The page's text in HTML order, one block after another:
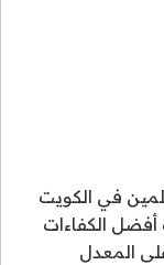
في الكويت
الكفاءات
المعدل